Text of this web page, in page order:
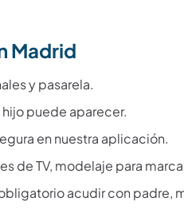
Madrid
y pasarela.
puede aparecer.
en nuestra aplicación.
de TV, modelaje para
acudir con padre,